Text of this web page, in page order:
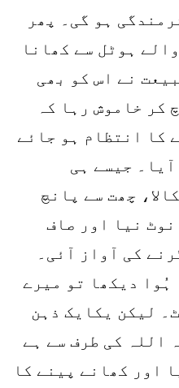
ہو گی۔ پھر
ہوٹل سے کھانا
نے اس کو بھی
کر خاموش رہا کہ
کا انتظام ہو جائے
جیسے ہی
چھت سے پانچ
نیا اور صاف
کی آواز آئی۔
ہُوا دیکھا تو میرے
لیکن یکایک ذہن
اللہ کی طرف سے ہے
اور کھانے پینے کا